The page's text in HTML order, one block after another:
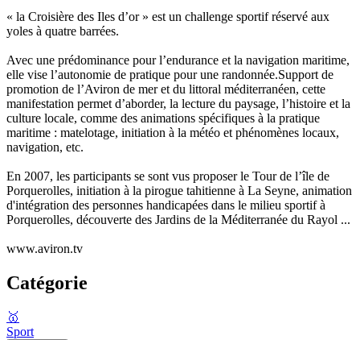
« la Croisière des Iles d’or » est un challenge sportif réservé aux
yoles à quatre barrées.
Avec une prédominance pour l’endurance et la navigation maritime,
elle vise l’autonomie de pratique pour une randonnée.Support de
promotion de l’Aviron de mer et du littoral méditerranéen, cette
manifestation permet d’aborder, la lecture du paysage, l’histoire et la
culture locale, comme des animations spécifiques à la pratique
maritime : matelotage, initiation à la météo et phénomènes locaux,
navigation, etc.
En 2007, les participants se sont vus proposer le Tour de l’île de
Porquerolles, initiation à la pirogue tahitienne à La Seyne, animation
d'intégration des personnes handicapées dans le milieu sportif à
Porquerolles, découverte des Jardins de la Méditerranée du Rayol ...
www.aviron.tv
Catégorie
🥇
Sport